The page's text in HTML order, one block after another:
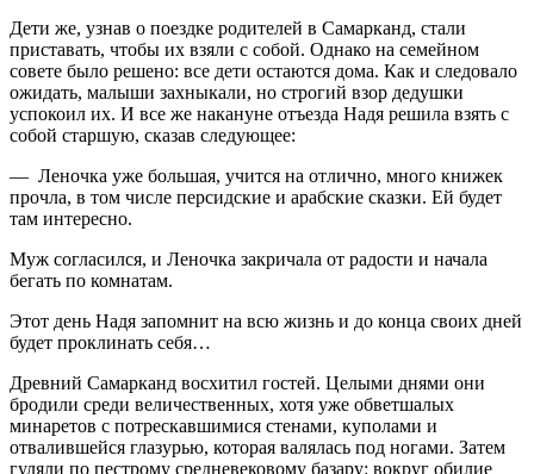
Дети же, узнав о поездке родителей в Самарканд, стали
приставать, чтобы их взяли с собой. Однако на семейном
совете было решено: все дети остаются дома. Как и следовало
ожидать, малыши захныкали, но строгий взор дедушки
успокоил их. И все же накануне отъезда Надя решила взять с
собой старшую, сказав следующее:
— Леночка уже большая, учится на отлично, много книжек
прочла, в том числе персидские и арабские сказки. Ей будет
там интересно.
Муж согласился, и Леночка закричала от радости и начала
бегать по комнатам.
Этот день Надя запомнит на всю жизнь и до конца своих дней
будет проклинать себя…
Древний Самарканд восхитил гостей. Целыми днями они
бродили среди величественных, хотя уже обветшалых
минаретов с потрескавшимися стенами, куполами и
отвалившейся глазурью, которая валялась под ногами. Затем
гуляли по пестрому средневековому базару: вокруг обилие